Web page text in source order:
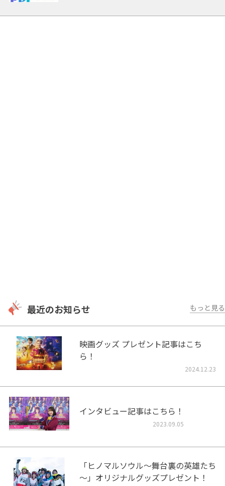
最近のお知らせ もっと見る
映画グッズ プレゼント記事はこち
ら！
2024.12.23
インタビュー記事はこちら！
2023.09.05
「ヒノマルソウル～舞台裏の英雄たち
～」オリジナルグッズプレゼント！